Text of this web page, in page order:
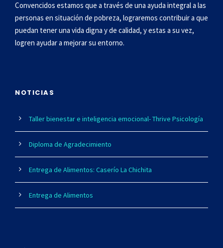
Convencidos estamos que a través de una ayuda integral a las
personas en situación de pobreza, lograremos contribuir a que
puedan tener una vida digna y de calidad, y estas a su vez,
logren ayudar a mejorar su entorno.
NOTICIAS
Taller bienestar e inteligencia emocional- Thrive Psicología
Diploma de Agradecimiento
Entrega de Alimentos: Caserío La Chichita
Entrega de Alimentos